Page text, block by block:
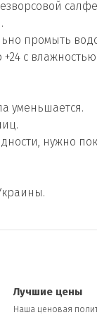
промыть
с влажностью
уменьшается.
нужно
Лучшие цены
Наша ценовая